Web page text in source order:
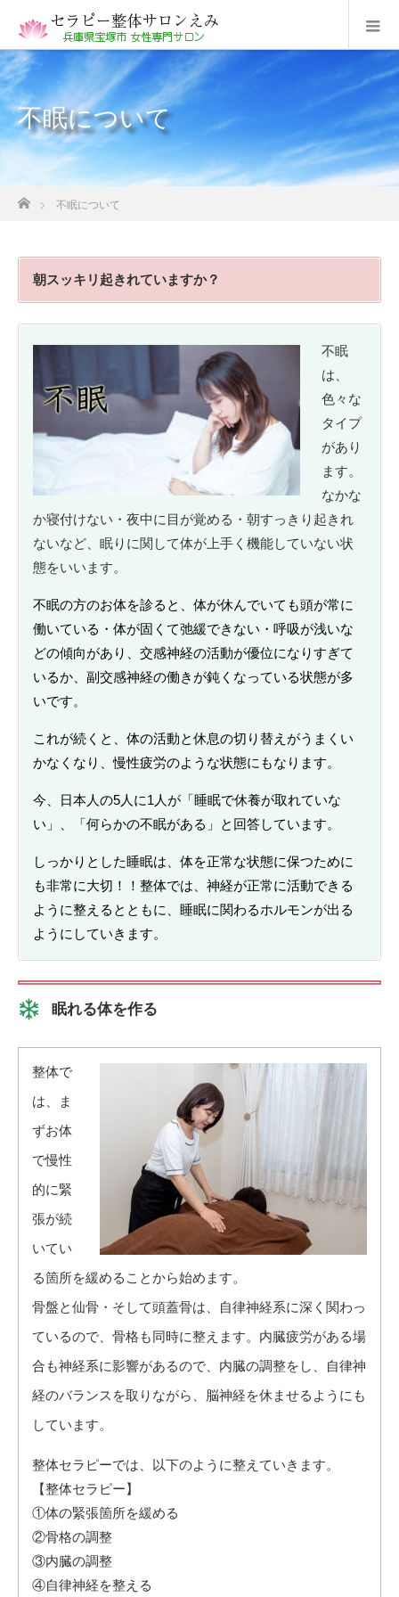
不眠について
ホーム
不眠について
朝スッキリ起きれていますか？
不眠
は、
色々な
タイプ
があり
ます。
なかな
か寝付けない・夜中に目が覚める・朝すっきり起きれ
ないなど、眠りに関して体が上手く機能していない状
態をいいます。
不眠の方のお体を診ると、体が休んでいても頭が常に
働いている・体が固くて弛緩できない・呼吸が浅いな
どの傾向があり、交感神経の活動が優位になりすぎて
いるか、副交感神経の働きが鈍くなっている状態が多
いです。
これが続くと、体の活動と休息の切り替えがうまくい
かなくなり、慢性疲労のような状態にもなります。
今、日本人の5人に1人が「睡眠で休養が取れていな
い」、「何らかの不眠がある」と回答しています。
しっかりとした睡眠は、体を正常な状態に保つために
も非常に大切！！整体では、神経が正常に活動できる
ように整えるとともに、睡眠に関わるホルモンが出る
ようにしていきます。
眠れる体を作る
整体で
は、ま
ずお体
で慢性
的に緊
張が続
いてい
る箇所を緩めることから始めます。
骨盤と仙骨・そして頭蓋骨は、自律神経系に深く関わっ
ているので、骨格も同時に整えます。内臓疲労がある場
合も神経系に影響があるので、内臓の調整をし、自律神
経のバランスを取りながら、脳神経を休ませるようにも
しています。
整体セラピーでは、以下のように整えていきます。
​【整体セラピー】
①体の緊張箇所を緩める
②骨格の調整
③内臓の調整
④自律神経を整える